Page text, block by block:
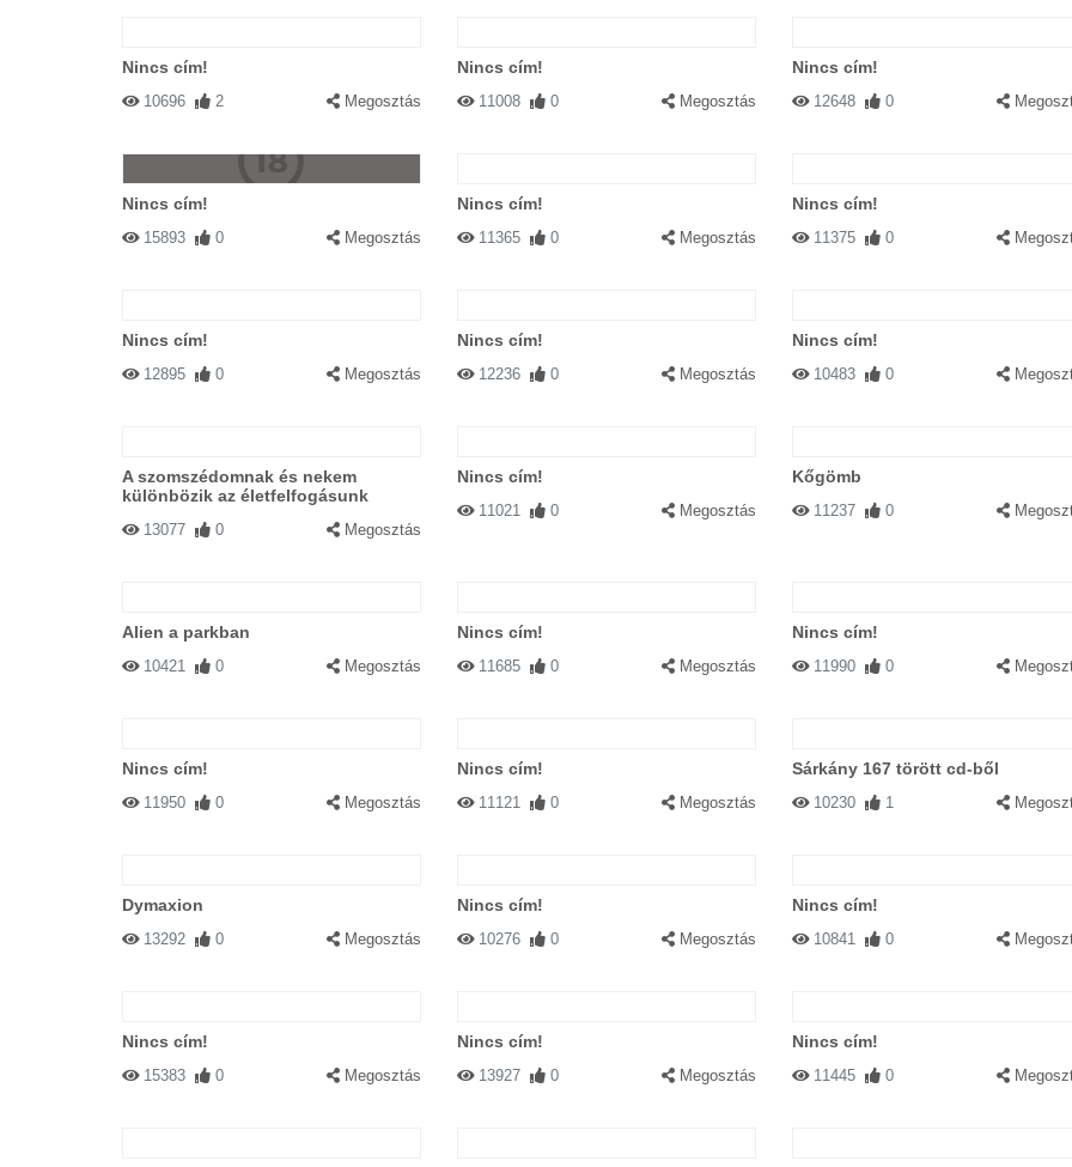
Nincs cím!
10696 2 Megosztás
Nincs cím!
11008 0 Megosztás
Nincs cím!
12648 0
Nincs cím!
15893 0 Megosztás
Nincs cím!
11365 0 Megosztás
Nincs cím!
11375 0
Nincs cím!
12895 0 Megosztás
Nincs cím!
12236 0 Megosztás
Nincs cím!
10483 0
A szomszédomnak és nekem
különbözik az életfelfogásunk
13077 0 Megosztás
Nincs cím!
11021 0 Megosztás
Kőgömb
11237 0
Alien a parkban
10421 0 Megosztás
Nincs cím!
11685 0 Megosztás
Nincs cím!
11990 0
Nincs cím!
11950 0 Megosztás
Nincs cím!
11121 0 Megosztás
Sárkány 167 törött cd-ből
10230 1
Dymaxion
13292 0 Megosztás
Nincs cím!
10276 0 Megosztás
Nincs cím!
10841 0
Nincs cím!
15383 0 Megosztás
Nincs cím!
13927 0 Megosztás
Nincs cím!
11445 0